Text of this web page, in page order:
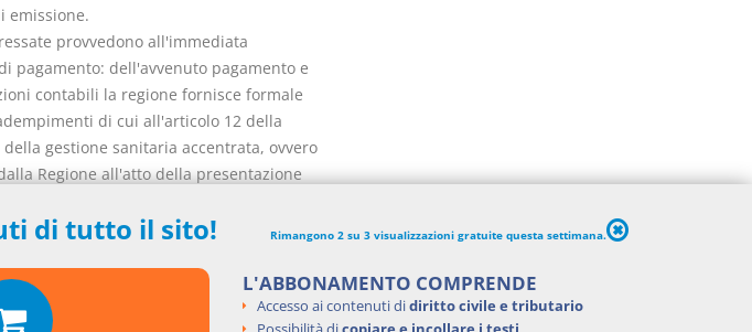
emissione.
provvedono all'immediata
pagamento: dell'avvenuto pagamento e
contabili la regione fornisce formale
di cui all'articolo 12 della
gestione sanitaria accentrata, ovvero
Regione all'atto della presentazione
dell'articolo 2, comma 68, lettera c),
2012, n. 95, convertito, con modificazioni,
di tutto il sito! Rimangono 2 su 3 visualizzazioni gratuite questa settimana.
L'ABBONAMENTO COMPRENDE
Accesso ai contenuti didiritto civile e tributario